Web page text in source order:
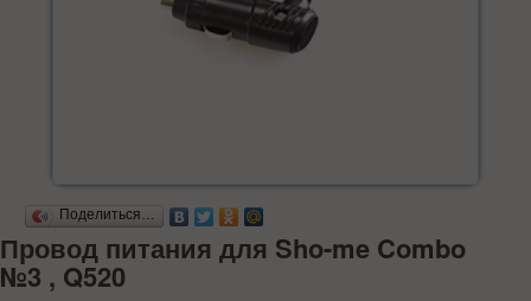
Поделиться…
Провод питания для Sho-me Combo
№3 , Q520